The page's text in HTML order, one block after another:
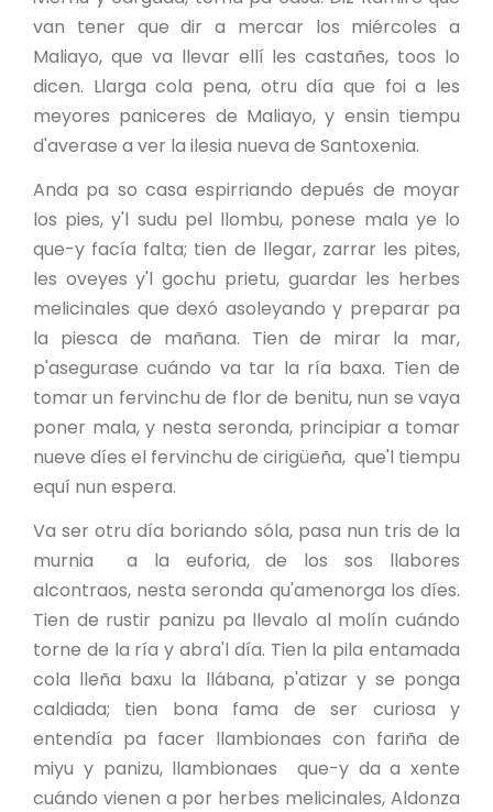
van tener que dir a mercar los miércoles a
Maliayo, que va llevar ellí les castañes, toos lo
dicen. Llarga cola pena, otru día que foi a les
meyores paniceres de Maliayo, y ensin tiempu
d'averase a ver la ilesia nueva de Santoxenia.
Anda pa so casa espirriando depués de moyar
los pies, y'l sudu pel llombu, ponese mala ye lo
que-y facía falta; tien de llegar, zarrar les pites,
les oveyes y'l gochu prietu, guardar les herbes
melicinales que dexó asoleyando y preparar pa
la piesca de mañana. Tien de mirar la mar,
p'asegurase cuándo va tar la ría baxa. Tien de
tomar un fervinchu de flor de benitu, nun se vaya
poner mala, y nesta seronda, principiar a tomar
nueve díes el fervinchu de cirigüeña, que'l tiempu
equí nun espera.
Va ser otru día boriando sóla, pasa nun tris de la
murnia a la euforia, de los sos llabores
alcontraos, nesta seronda qu'amenorga los díes.
Tien de rustir panizu pa llevalo al molín cuándo
torne de la ría y abra'l día. Tien la pila entamada
cola lleña baxu la llábana, p'atizar y se ponga
caldiada; tien bona fama de ser curiosa y
entendía pa facer llambionaes con fariña de
miyu y panizu, llambionaes que-y da a xente
cuándo vienen a por herbes melicinales, Aldonza